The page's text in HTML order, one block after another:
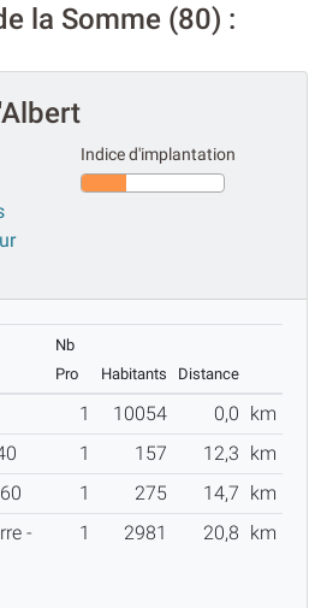
la Somme (80) :
Indice d'implantation
Nb
Pro
Habitants Distance
1 10054 0,0 km
1 157 12,3 km
1 275 14,7 km
-
1 2981 20,8 km